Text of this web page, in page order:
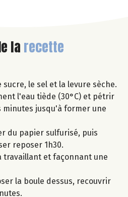
larecette
le sel et la levure sèche.
l'eau tiède (30°C) et pétrir
minutes jusqu'à former une
du papier sulfurisé, puis
reposer 1h30.
travaillant et façonnant une
la boule dessus, recouvrir